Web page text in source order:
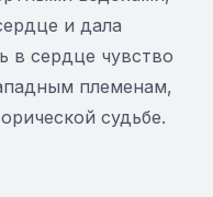
и дала
в сердце чувство
племенам,
судьбе.